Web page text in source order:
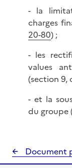
- la
charges
20-80) ;
- les
values
(section 9,
- et la
du groupe
Document